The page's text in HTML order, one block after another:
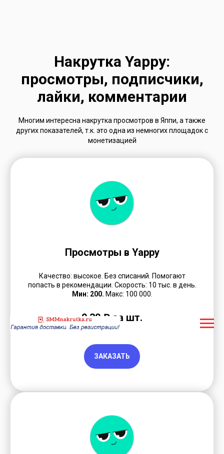
Накрутка Yappy:
просмотры, подписчики,
лайки, комментарии
Многим интересна накрутка просмотров в Яппи, а также
других показателей, т.к. это одна из немногих площадок с
монетизацией
Просмотры в Yappy
Качество: высокое. Без списаний. Помогают
попасть в рекомендации. Скорость: 10 тыс. в день.
Мин: 200. Макс: 100 000.
0,39 ₽ за шт.
ЗАКАЗАТЬ